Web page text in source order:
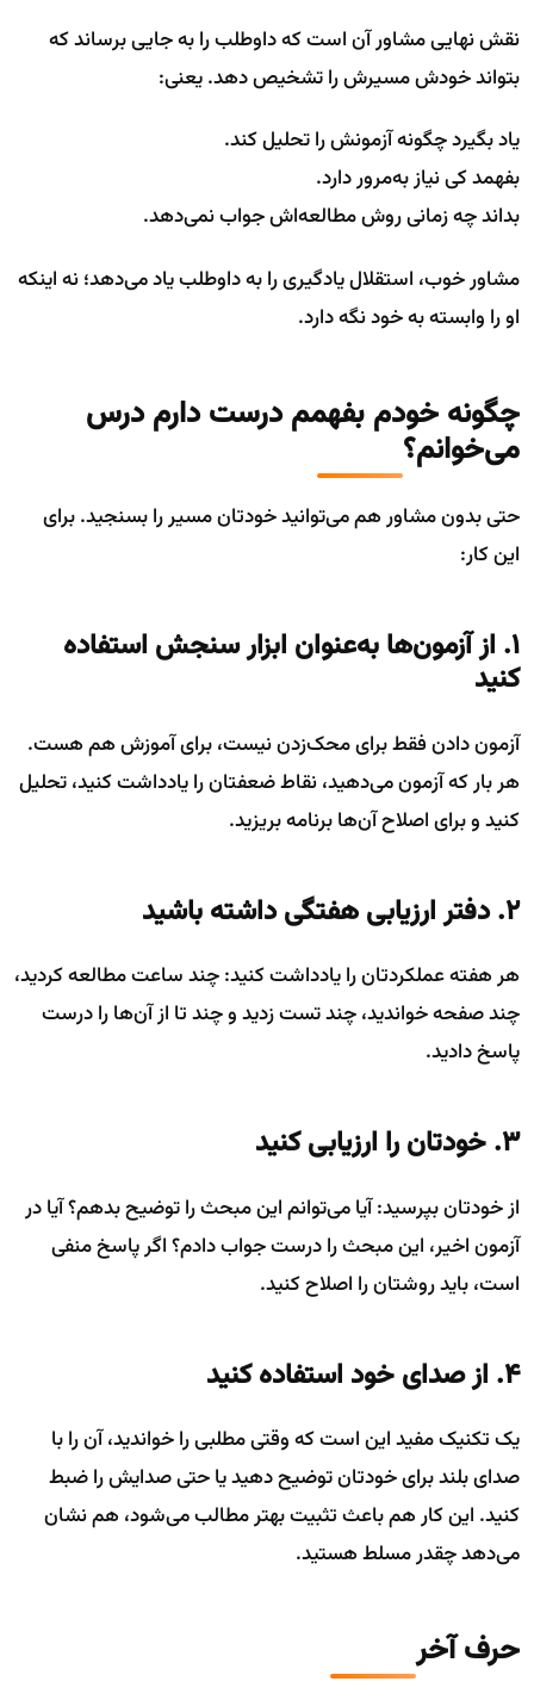
نقش نهایی مشاور آن است که داوطلب را به جایی برساند که
بتواند خودش مسیرش را تشخیص دهد. یعنی:
یاد بگیرد چگونه آزمونش را تحلیل کند.
بفهمد کی نیاز به‌مرور دارد.
بداند چه زمانی روش مطالعه‌اش جواب نمی‌دهد.
مشاور خوب، استقلال یادگیری را به داوطلب یاد می‌دهد؛ نه اینکه
او را وابسته به خود نگه دارد.
چگونه خودم بفهمم درست دارم درس
می‌خوانم؟
حتی بدون مشاور هم می‌توانید خودتان مسیر را بسنجید. برای
این کار:
1. از آزمون‌ها به‌عنوان ابزار سنجش استفاده
کنید
آزمون دادن فقط برای محک‌زدن نیست، برای آموزش هم هست.
هر بار که آزمون می‌دهید، نقاط ضعفتان را یادداشت کنید، تحلیل
کنید و برای اصلاح آن‌ها برنامه بریزید.
2. دفتر ارزیابی هفتگی داشته باشید
هر هفته عملکردتان را یادداشت کنید: چند ساعت مطالعه کردید،
چند صفحه خواندید، چند تست زدید و چند تا از آن‌ها را درست
پاسخ دادید.
3. خودتان را ارزیابی کنید
از خودتان بپرسید: آیا می‌توانم این مبحث را توضیح بدهم؟ آیا در
آزمون اخیر، این مبحث را درست جواب دادم؟ اگر پاسخ منفی
است، باید روشتان را اصلاح کنید.
4. از صدای خود استفاده کنید
یک تکنیک مفید این است که وقتی مطلبی را خواندید، آن را با
صدای بلند برای خودتان توضیح دهید یا حتی صدایش را ضبط
کنید. این کار هم باعث تثبیت بهتر مطالب می‌شود، هم نشان
می‌دهد چقدر مسلط هستید.
حرف آخر